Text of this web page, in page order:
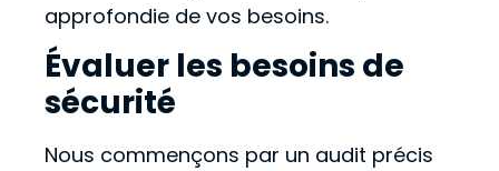
approfondie de vos besoins.
Évaluer les besoins de
sécurité
Nous commençons par un audit précis